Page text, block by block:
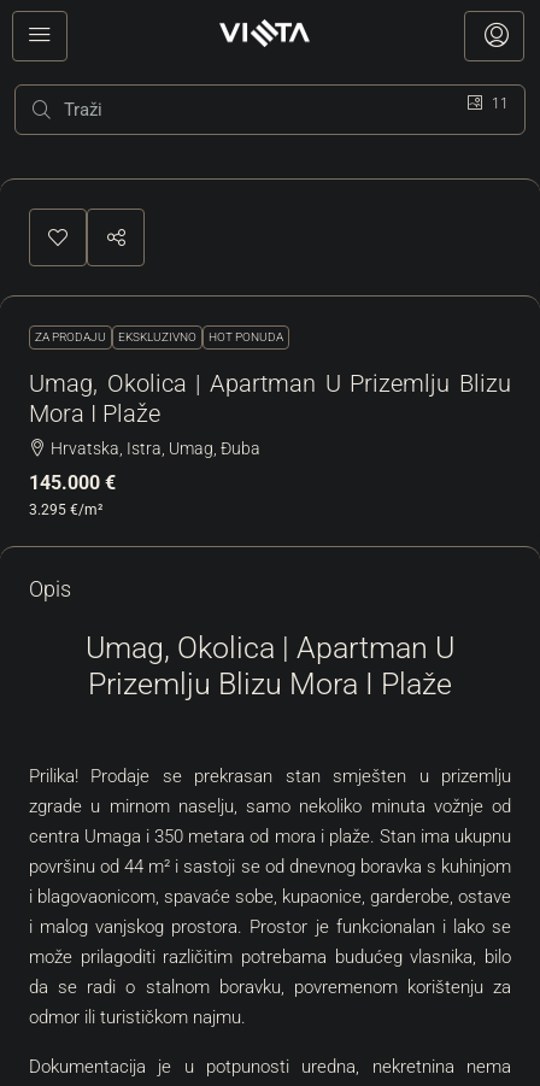
11
ZA PRODAJU EKSKLUZIVNO HOT PONUDA
Umag, Okolica | Apartman U Prizemlju Blizu
Mora I Plaže
Hrvatska, Istra, Umag, Đuba
145.000 €
3.295 €/m²
Opis
Umag, Okolica | Apartman U
Prizemlju Blizu Mora I Plaže
Prilika! Prodaje se prekrasan stan smješten u prizemlju
zgrade u mirnom naselju, samo nekoliko minuta vožnje od
centra Umaga i 350 metara od mora i plaže. Stan ima ukupnu
površinu od 44 m² i sastoji se od dnevnog boravka s kuhinjom
i blagovaonicom, spavaće sobe, kupaonice, garderobe, ostave
i malog vanjskog prostora. Prostor je funkcionalan i lako se
može prilagoditi različitim potrebama budućeg vlasnika, bilo
da se radi o stalnom boravku, povremenom korištenju za
odmor ili turističkom najmu.
Dokumentacija je u potpunosti uredna, nekretnina nema